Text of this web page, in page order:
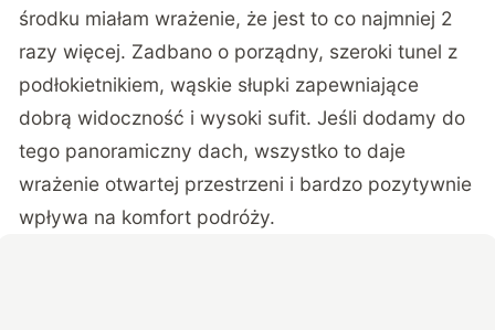
środku miałam wrażenie, że jest to co najmniej 2
razy więcej. Zadbano o porządny, szeroki tunel z
podłokietnikiem, wąskie słupki zapewniające
dobrą widoczność i wysoki sufit. Jeśli dodamy do
tego panoramiczny dach, wszystko to daje
wrażenie otwartej przestrzeni i bardzo pozytywnie
wpływa na komfort podróży.